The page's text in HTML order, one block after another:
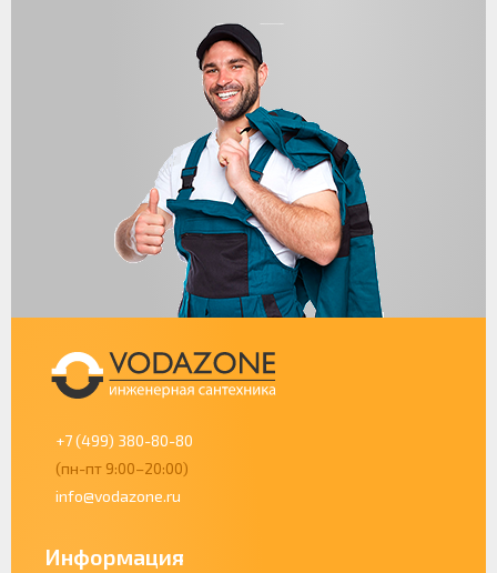
+7 (499) 380-80-80
(пн-пт 9:00–20:00)
info@vodazone.ru
Информация